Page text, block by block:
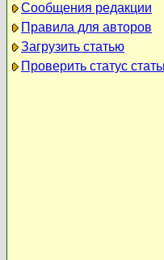
Сообщения редакции
Правила для авторов
Загрузить статью
Проверить статус